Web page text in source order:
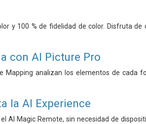
y 100 % de fidelidad de color. Disfruta
con AI Picture Pro
Mapping analizan los elementos de
la AI Experience
AI Magic Remote, sin necesidad de